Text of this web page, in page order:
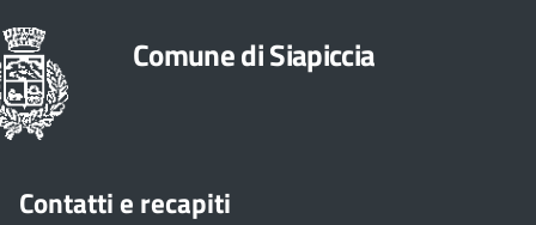
Comune di Siapiccia
Contatti e recapiti